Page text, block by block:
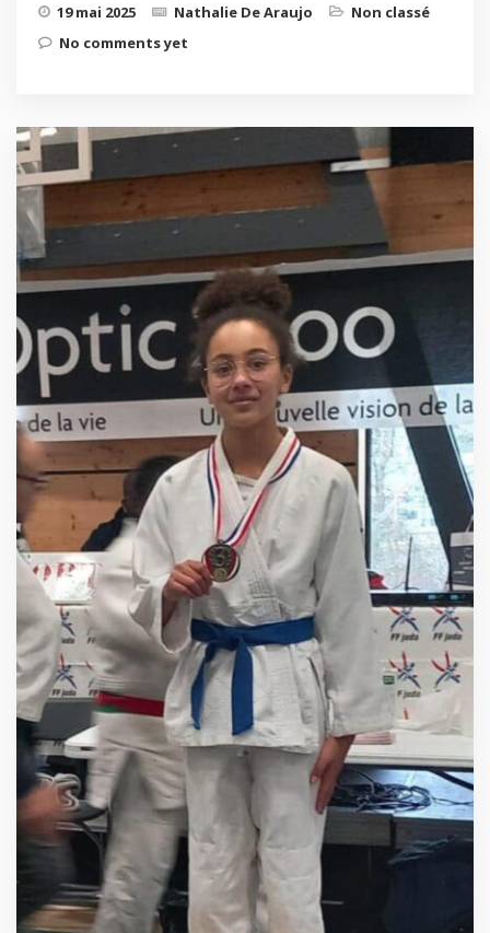
19 mai 2025 Nathalie De Araujo
Non classé
No comments yet